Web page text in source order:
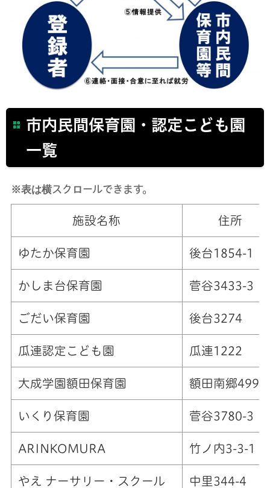
市内民間保育園・認定こども園
一覧
※表は横スクロールできます。
施設名称 住所
ゆたか保育園 後台1854-1
かしま台保育園 菅谷3433-3
ごだい保育園 後台3274
瓜連認定こども園 瓜連1222
大成学園額田保育園 額田南郷499-
いくり保育園 菅谷3780-3
ARINKOMURA 竹ノ内3-3-1
やえ ナーサリー・スクール 中里344-4